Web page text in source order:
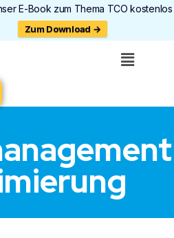
E-Book zum Thema TCO
Zum Download →